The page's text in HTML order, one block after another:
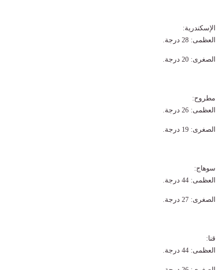
​الإسكندرية:
​العظمى: 28 درجة.
​الصغرى: 20 درجة.
​مطروح:
​العظمى: 26 درجة.
​الصغرى: 19 درجة.
​سوهاج:
​العظمى: 44 درجة.
​الصغرى: 27 درجة.
قنا:
​العظمى: 44 درجة.